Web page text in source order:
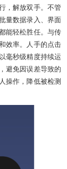
，解放双手。不管
量数据录入、界面
能轻松胜任。与传
效率。人手的点击
毫秒级精度持续运
避免因误差导致的
操作，降低被检测